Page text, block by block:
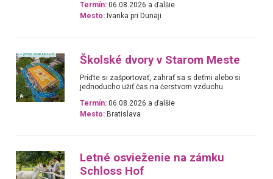
Termín: 06.08.2026 a ďalšie
Mesto: Ivanka pri Dunaji
Školské dvory v Starom Meste
Príďte si zašportovať, zahrať sa s deťmi alebo si
jednoducho užiť čas na čerstvom vzduchu.
Termín: 06.08.2026 a ďalšie
Mesto: Bratislava
Letné osvieženie na zámku
Schloss Hof